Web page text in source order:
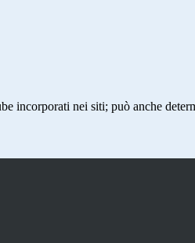
incorporati nei siti; può anche